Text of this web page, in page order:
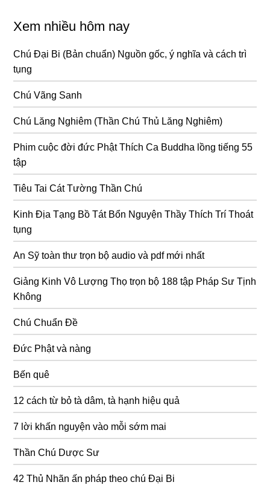
Xem nhiều hôm nay
Chú Đại Bi (Bản chuẩn) Nguồn gốc, ý nghĩa và cách trì
tụng
Chú Vãng Sanh
Chú Lăng Nghiêm (Thần Chú Thủ Lăng Nghiêm)
Phim cuộc đời đức Phật Thích Ca Buddha lồng tiếng 55
tập
Tiêu Tai Cát Tường Thần Chú
Kinh Địa Tạng Bồ Tát Bổn Nguyện Thầy Thích Trí Thoát
tụng
An Sỹ toàn thư trọn bộ audio và pdf mới nhất
Giảng Kinh Vô Lượng Thọ trọn bộ 188 tập Pháp Sư Tịnh
Không
Chú Chuẩn Đề
Đức Phật và nàng
Bến quê
12 cách từ bỏ tà dâm, tà hạnh hiệu quả
7 lời khấn nguyện vào mỗi sớm mai
Thần Chú Dược Sư
42 Thủ Nhãn ấn pháp theo chú Đại Bi